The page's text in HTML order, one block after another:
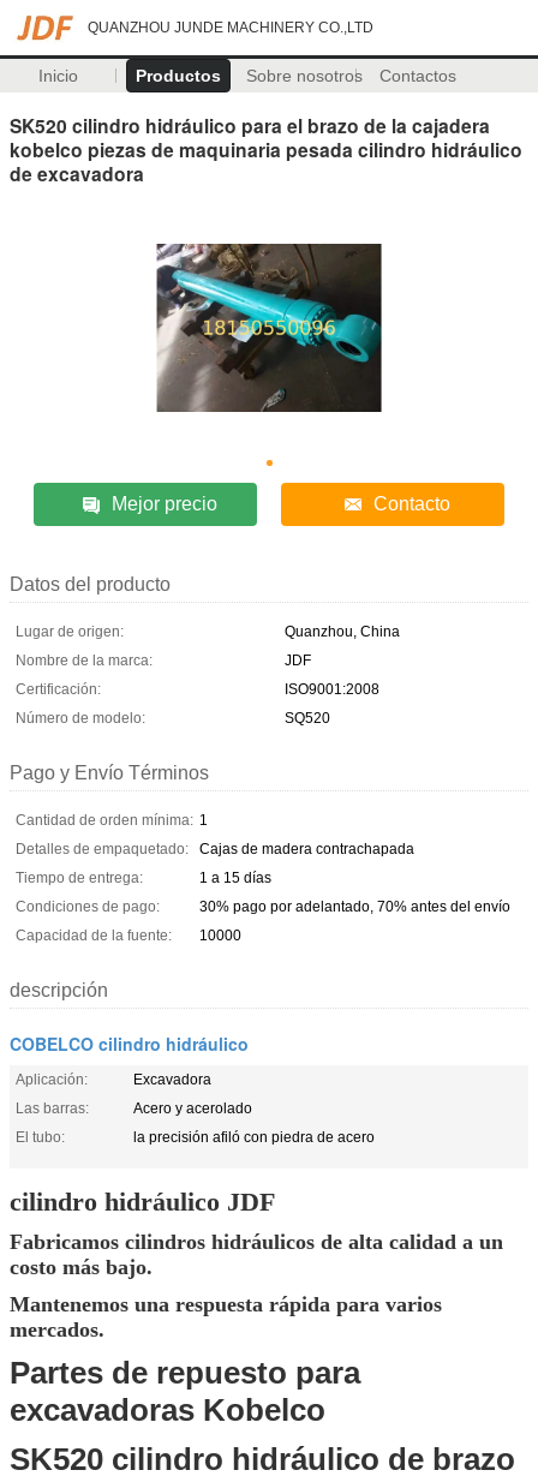
QUANZHOU JUNDE MACHINERY CO.,LTD
Inicio Productos Sobre nosotros Contactos
SK520 cilindro hidráulico para el brazo de la cajadera
kobelco piezas de maquinaria pesada cilindro hidráulico
de excavadora
Mejor precio Contacto
Datos del producto
Lugar de origen:
Quanzhou, China
Nombre de la marca:
JDF
Certificación:
ISO9001:2008
Número de modelo:
SQ520
Pago y Envío Términos
Cantidad de orden mínima: 1
Detalles de empaquetado:
Cajas de madera contrachapada
Tiempo de entrega:
1 a 15 días
Condiciones de pago:
30% pago por adelantado, 70% antes del envío
Capacidad de la fuente:
10000
descripción
COBELCO cilindro hidráulico
Aplicación:
Excavadora
Las barras:
Acero y acerolado
El tubo:
la precisión afiló con piedra de acero
cilindro hidráulico JDF
Fabricamos cilindros hidráulicos de alta calidad a un
costo más bajo.
Mantenemos una respuesta rápida para varios
mercados.
Partes de repuesto para
excavadoras Kobelco
SK520 cilindro hidráulico de brazo